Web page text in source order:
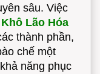
sâu. Việc
Lão Hóa
thành phần,
chế một
năng phục